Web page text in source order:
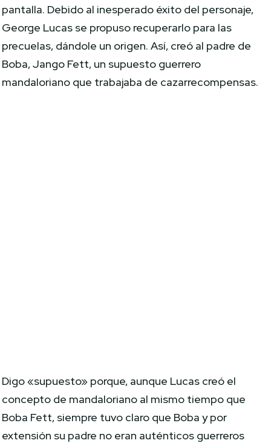
pantalla. Debido al inesperado éxito del personaje,
George Lucas se propuso recuperarlo para las
precuelas, dándole un origen. Así, creó al padre de
Boba, Jango Fett, un supuesto guerrero
mandaloriano que trabajaba de cazarrecompensas.
Digo «supuesto» porque, aunque Lucas creó el
concepto de mandaloriano al mismo tiempo que
Boba Fett, siempre tuvo claro que Boba y por
extensión su padre no eran auténticos guerreros